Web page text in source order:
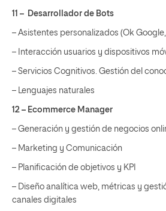
11 – Desarrollador de Bots
– Asistentes personalizados (Ok Google,
– Interacción usuarios y dispositivos
– Servicios Cognitivos. Gestión del
– Lenguajes naturales
12 – Ecommerce Manager
– Generación y gestión de negocios
– Marketing y Comunicación
– Planificación de objetivos y KPI
– Diseño analítica web, métricas y
canales digitales